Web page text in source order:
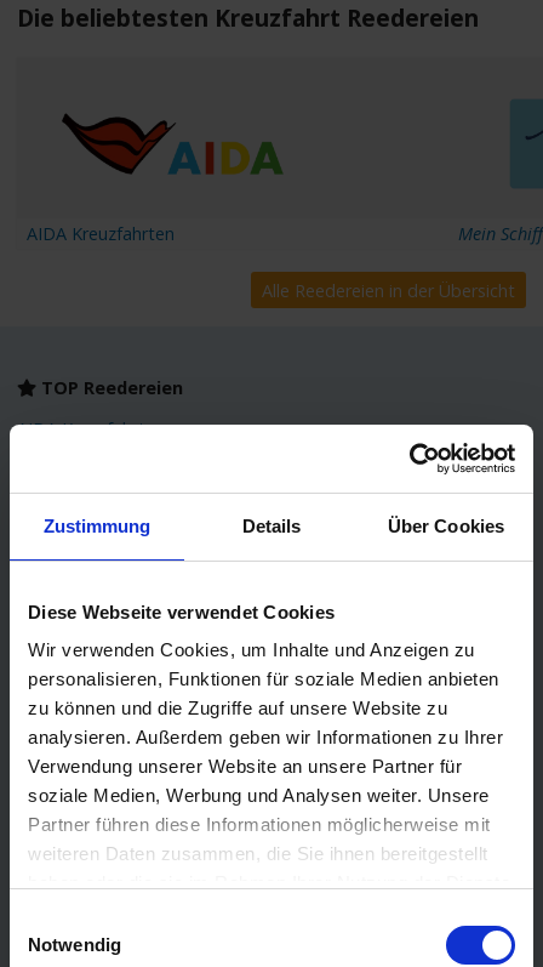
Zustimmung Details Über Cookies
Diese Webseite verwendet Cookies
Wir verwenden Cookies, um Inhalte und Anzeigen zu
personalisieren, Funktionen für soziale Medien anbieten
zu können und die Zugriffe auf unsere Website zu
analysieren. Außerdem geben wir Informationen zu Ihrer
Verwendung unserer Website an unsere Partner für
soziale Medien, Werbung und Analysen weiter. Unsere
Partner führen diese Informationen möglicherweise mit
weiteren Daten zusammen, die Sie ihnen bereitgestellt
Notwendig
Die beliebtesten Kreuzfahrt Reedereien
AIDA Kreuzfahrten Mein Schiff
Alle Reedereien in der Übersicht
TOP Reedereien
AIDA Kreuzfahrten
Costa Kreuzfahrten
Cunard
Hapag Lloyd
Hurtigruten
Holland America Line
Plantours Kreuzfahrten
TOP Reiseziele
Karibik Kreuzfahrt
Kreuzfahrt Mittelmeer